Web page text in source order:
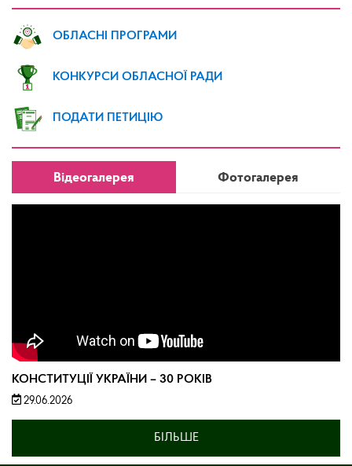
ОБЛАСНІ ПРОГРАМИ
КОНКУРСИ ОБЛАСНОЇ РАДИ
ПОДАТИ ПЕТИЦІЮ
Відеогалерея Фотогалерея
КОНСТИТУЦІЇ УКРАЇНИ – 30 РОКІВ
29.06.2026
БІЛЬШЕ